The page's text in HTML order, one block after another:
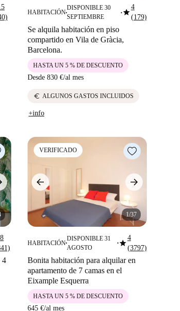
HABITACIÓN■
DISPONIBLE 30
SEPTIEMBRE
■star4
(179)
Se alquila habitación en piso
compartido en Vila de Gràcia,
Barcelona.
Desde 830 €/al mes
HASTA UN 5 % DE DESCUENTO
euro ALGUNOS GASTOS INCLUIDOS
+info
4
VERIFICADO
1/37
HABITACIÓN■
DISPONIBLE 31
AGOSTO
■star4
(3797)
Bonita habitación para alquilar en
apartamento de 7 camas en el
Eixample Esquerra
645 €/al mes
HASTA UN 5 % DE DESCUENTO